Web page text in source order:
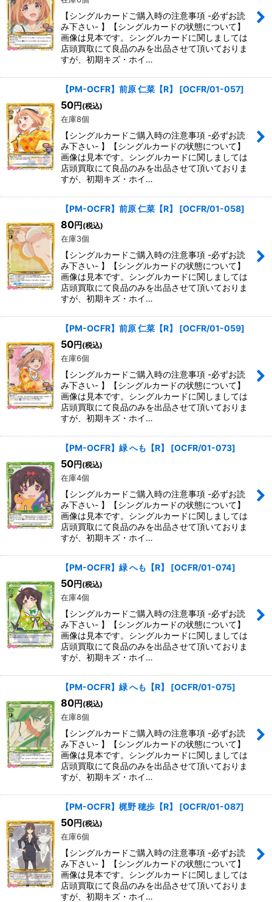
【シングルカードご購入時の注意事項 -必ずお読
み下さい- 】【シングルカードの状態について】
画像は見本です。シングルカードに関しましては
店頭買取にて良品のみを出品させて頂いておりま
すが、初期キズ・ホイ…
【PM-OCFR】前原 仁菜【R】 [OCFR/01-057]
50円 (税込)
在庫8個
【シングルカードご購入時の注意事項 -必ずお読
み下さい- 】【シングルカードの状態について】
画像は見本です。シングルカードに関しましては
店頭買取にて良品のみを出品させて頂いておりま
すが、初期キズ・ホイ…
【PM-OCFR】前原 仁菜【R】 [OCFR/01-058]
80円 (税込)
在庫3個
【シングルカードご購入時の注意事項 -必ずお読
み下さい- 】【シングルカードの状態について】
画像は見本です。シングルカードに関しましては
店頭買取にて良品のみを出品させて頂いておりま
すが、初期キズ・ホイ…
【PM-OCFR】前原 仁菜【R】 [OCFR/01-059]
50円 (税込)
在庫6個
【シングルカードご購入時の注意事項 -必ずお読
み下さい- 】【シングルカードの状態について】
画像は見本です。シングルカードに関しましては
店頭買取にて良品のみを出品させて頂いておりま
すが、初期キズ・ホイ…
【PM-OCFR】緑 へも【R】 [OCFR/01-073]
50円 (税込)
在庫4個
【シングルカードご購入時の注意事項 -必ずお読
み下さい- 】【シングルカードの状態について】
画像は見本です。シングルカードに関しましては
店頭買取にて良品のみを出品させて頂いておりま
すが、初期キズ・ホイ…
【PM-OCFR】緑 へも【R】 [OCFR/01-074]
50円 (税込)
在庫4個
【シングルカードご購入時の注意事項 -必ずお読
み下さい- 】【シングルカードの状態について】
画像は見本です。シングルカードに関しましては
店頭買取にて良品のみを出品させて頂いておりま
すが、初期キズ・ホイ…
【PM-OCFR】緑 へも【R】 [OCFR/01-075]
80円 (税込)
在庫8個
【シングルカードご購入時の注意事項 -必ずお読
み下さい- 】【シングルカードの状態について】
画像は見本です。シングルカードに関しましては
店頭買取にて良品のみを出品させて頂いておりま
すが、初期キズ・ホイ…
【PM-OCFR】梶野 穂歩【R】 [OCFR/01-087]
50円 (税込)
在庫6個
【シングルカードご購入時の注意事項 -必ずお読
み下さい- 】【シングルカードの状態について】
画像は見本です。シングルカードに関しましては
店頭買取にて良品のみを出品させて頂いておりま
すが、初期キズ・ホイ…